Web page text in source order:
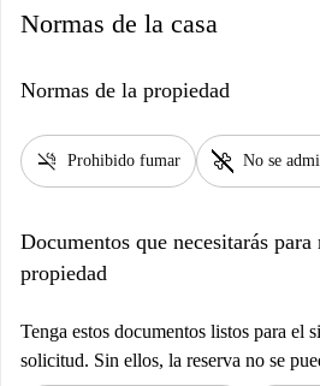
Normas de la casa
Normas de la propiedad
smoke_free Prohibido fumar pet_supplies No se
Documentos que necesitarás para
propiedad
Tenga estos documentos listos para el
solicitud. Sin ellos, la reserva no se